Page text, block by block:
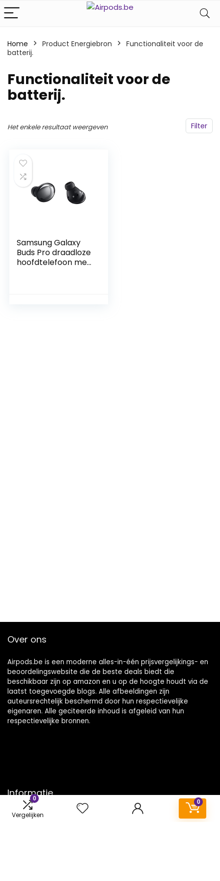
0
Vergelijken
0
Home Product Energiebron
‎Functionaliteit voor de
batterij.
‎Functionaliteit voor de
batterij.
Filter
Het enkele resultaat weergeven
Samsung Galaxy
Buds Pro draadloze
hoofdtelefoon met
Over ons
Airpods.be is een moderne alles-in-één prijsvergelijkings- en
beoordelingswebsite die de beste deals biedt die
beschikbaar zijn op amazon en u op de hoogte houdt via de
laatst toegevoegde blogs. Alle afbeeldingen zijn
auteursrechtelijk beschermd door hun respectievelijke
eigenaren. Alle geciteerde inhoud is afgeleid van hun
respectievelijke bronnen.
Informatie
Contact